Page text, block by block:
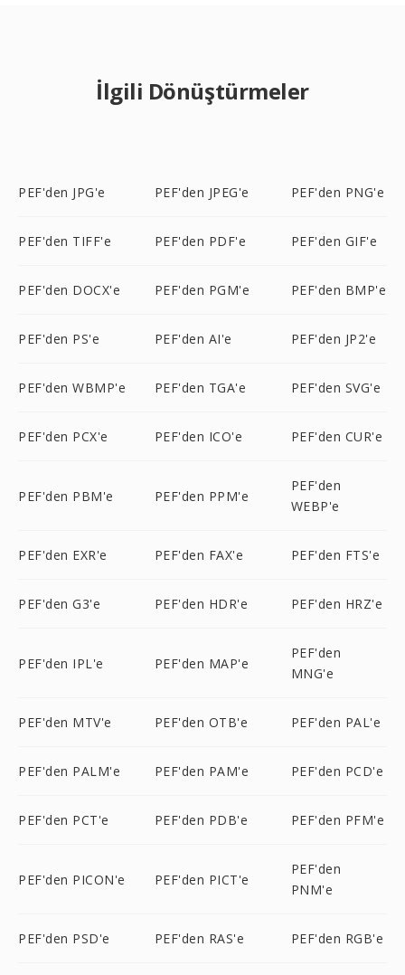
İlgili Dönüştürmeler
PEF'den JPG'e PEF'den JPEG'e PEF'den PNG'e
PEF'den TIFF'e PEF'den PDF'e PEF'den GIF'e
PEF'den DOCX'e PEF'den PGM'e PEF'den BMP'e
PEF'den PS'e PEF'den AI'e PEF'den JP2'e
PEF'den WBMP'e PEF'den TGA'e PEF'den SVG'e
PEF'den PCX'e PEF'den ICO'e PEF'den CUR'e
PEF'den PBM'e PEF'den PPM'e
PEF'den
WEBP'e
PEF'den EXR'e PEF'den FAX'e PEF'den FTS'e
PEF'den G3'e PEF'den HDR'e PEF'den HRZ'e
PEF'den IPL'e PEF'den MAP'e
PEF'den
MNG'e
PEF'den MTV'e PEF'den OTB'e PEF'den PAL'e
PEF'den PALM'e PEF'den PAM'e PEF'den PCD'e
PEF'den PCT'e PEF'den PDB'e PEF'den PFM'e
PEF'den PICON'e PEF'den PICT'e
PEF'den
PNM'e
PEF'den PSD'e PEF'den RAS'e PEF'den RGB'e